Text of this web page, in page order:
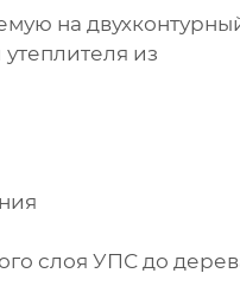
на
из
слоя УПС до